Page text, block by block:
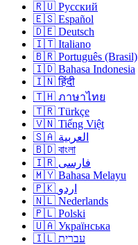
🇷🇺 Русский
🇪🇸 Español
🇩🇪 Deutsch
🇮🇹 Italiano
🇧🇷 Português (Brasil)
🇮🇩 Bahasa Indonesia
🇮🇳 हिंदी
🇹🇭 ภาษาไทย
🇹🇷 Türkçe
🇻🇳 Tiếng Việt
🇸🇦 العربية
🇧🇩 বাংলা
🇮🇷 فارسی
🇲🇾 Bahasa Melayu
🇵🇰 اردو
🇳🇱 Nederlands
🇵🇱 Polski
🇺🇦 Українська
🇮🇱 עברית